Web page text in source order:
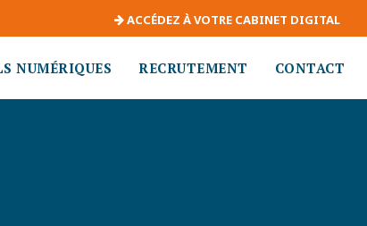
ACCÉDEZ À VOTRE CABINET DIGITAL
NUMÉRIQUES RECRUTEMENT CONTACT